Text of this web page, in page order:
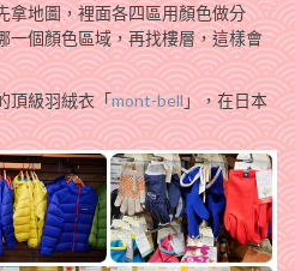
拿地圖，裡面各四區用顏色做分
一個顏色區域，再找樓層，這樣會
頂級羽絨衣「mont-bell」，在日本